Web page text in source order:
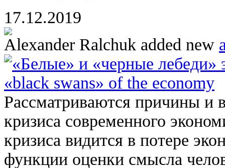
17.12.2019
Alexander Ralchuk added new
«Белые» и «черные лебеди»
«black swans» of the economy
Рассматриваются причины и
кризиса современного
кризиса видится в потере
функции оценки смысла